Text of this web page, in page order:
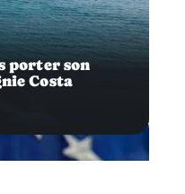
porter son
Costa